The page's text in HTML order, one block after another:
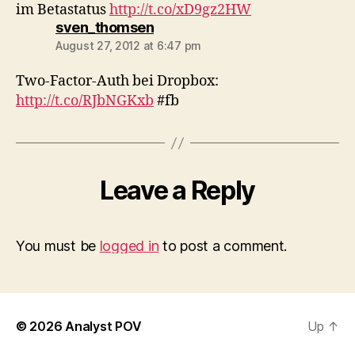
im Betastatushttp://t.co/xD9gz2HW
sven_thomsensays:
August 27, 2012 at 6:47 pm
Two-Factor-Auth bei Dropbox:
http://t.co/RJbNGKxb #fb
Leave a Reply
You must be logged in to post a comment.
© 2026Analyst POV Up ↑